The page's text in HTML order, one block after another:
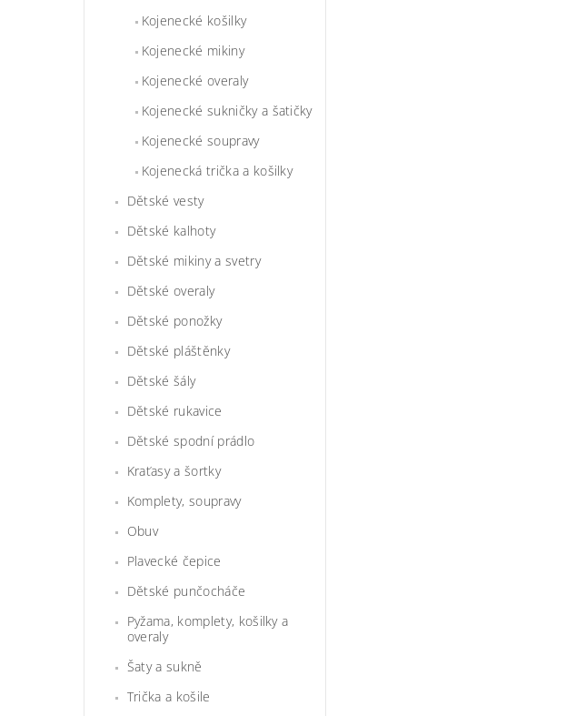
Kojenecké košilky
Kojenecké mikiny
Kojenecké overaly
Kojenecké sukničky a šatičky
Kojenecké soupravy
Kojenecká trička a košilky
Dětské vesty
Dětské kalhoty
Dětské mikiny a svetry
Dětské overaly
Dětské ponožky
Dětské pláštěnky
Dětské šály
Dětské rukavice
Dětské spodní prádlo
Kraťasy a šortky
Komplety, soupravy
Obuv
Plavecké čepice
Dětské punčocháče
Pyžama, komplety, košilky a
overaly
Šaty a sukně
Trička a košile